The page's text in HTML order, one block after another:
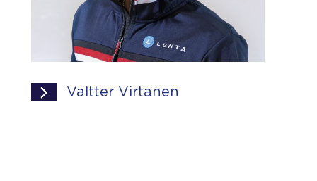
Valtter Virtanen